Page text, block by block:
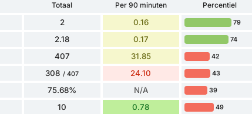
Totaal Per 90 minuten
Percentiel
2 0.16 79
2.18 0.17 74
407 31.85 42
308 / 407 24.10 43
75.68% N/A 39
10 0.78 49